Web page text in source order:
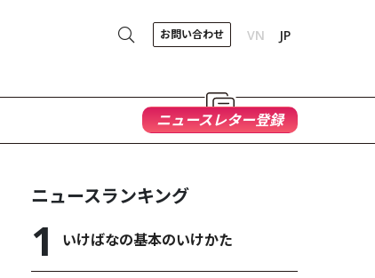
お問い合わせ VN JP
ニュースレター登録
ニュースランキング
いけばなの基本のいけかた